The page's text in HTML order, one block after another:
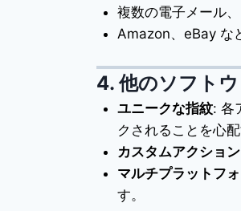
複数の電子メール
Amazon、eBay な
4.他のソフト
ユニークな指紋: 各
クされることを心
カスタムアクション
マルチプラットフ
す。